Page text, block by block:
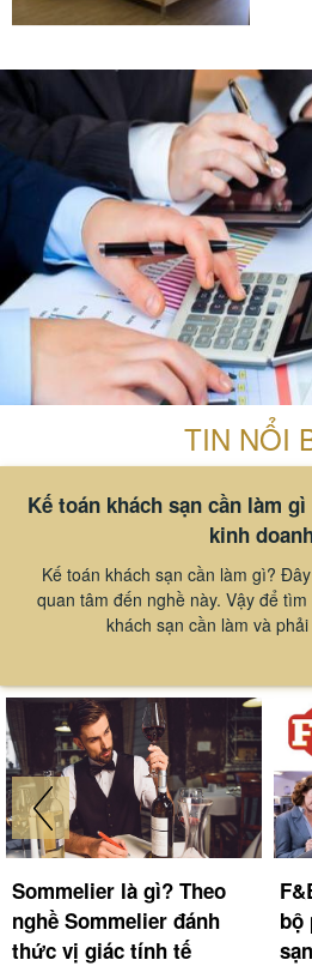
TIN NỔI
Kế toán khách sạn cần làm
kinh
Kế toán khách sạn cần làm gì?
quan tâm đến nghề này. Vậy để
khách sạn cần làm và
Sommelier là gì? Theo
nghề Sommelier đánh
thức vị giác tính tế
bộ
sạn